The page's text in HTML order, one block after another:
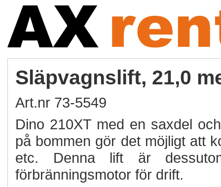
Släpvagnslift, 21,0
Art.nr 73-5549
Dino 210XT med en saxdel
på bommen gör det möjligt att
etc. Denna lift är
förbränningsmotor för drift.